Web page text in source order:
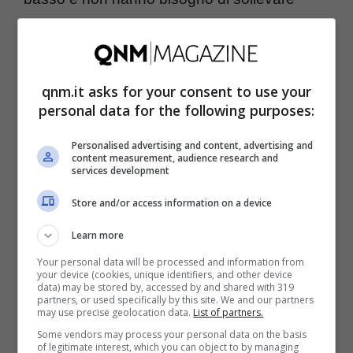
sua controparte elettrica. Ciò significa che è
imprese che hanno budget differenti da
destinare all’acquisto delle attrezzature.
Inoltre richiedemeno manutenzione
può tradursi in un
denaro.
Un altro vantaggio del transpallet manuale è
la suamaneggevolezza. Grazie alle sue
qnm.it asks for your consent to use your
personal data for the following purposes:
Personalised advertising and content, advertising and
content measurement, audience research and
services development
Store and/or access information on a device
Learn more
Your personal data will be processed and information from
your device (cookies, unique identifiers, and other device
data) may be stored by, accessed by and shared with 319
partners, or used specifically by this site. We and our partners
may use precise geolocation data. List of partners.
Some vendors may process your personal data on the basis
of legitimate interest, which you can object to by managing